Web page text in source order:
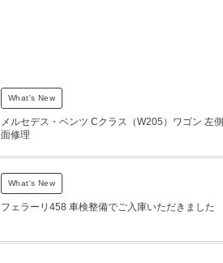
What's New
メルセデス・ベンツ Cクラス（W205）ワゴン 左側
面修理
What's New
フェラーリ458 車検整備でご入庫いただきました